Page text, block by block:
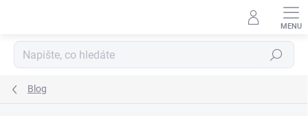
Hledat
Blog